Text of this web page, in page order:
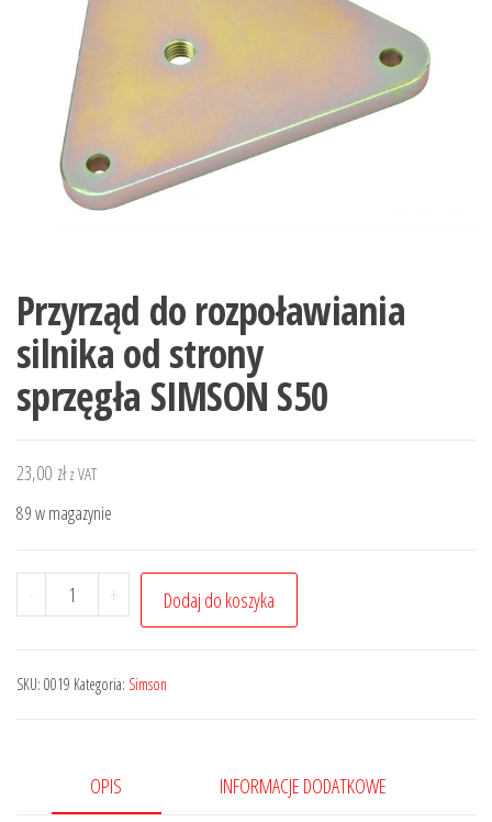
Przyrząd do rozpoławiania
silnika od strony
sprzęgła SIMSON S50
23,00 zł z VAT
89 w magazynie
-
ilość
Przyrząd
rozpoławiania
sprzęgła SIMSON
+ Dodaj do koszyka
SKU: 0019 Kategoria: Simson
OPIS INFORMACJE DODATKOWE